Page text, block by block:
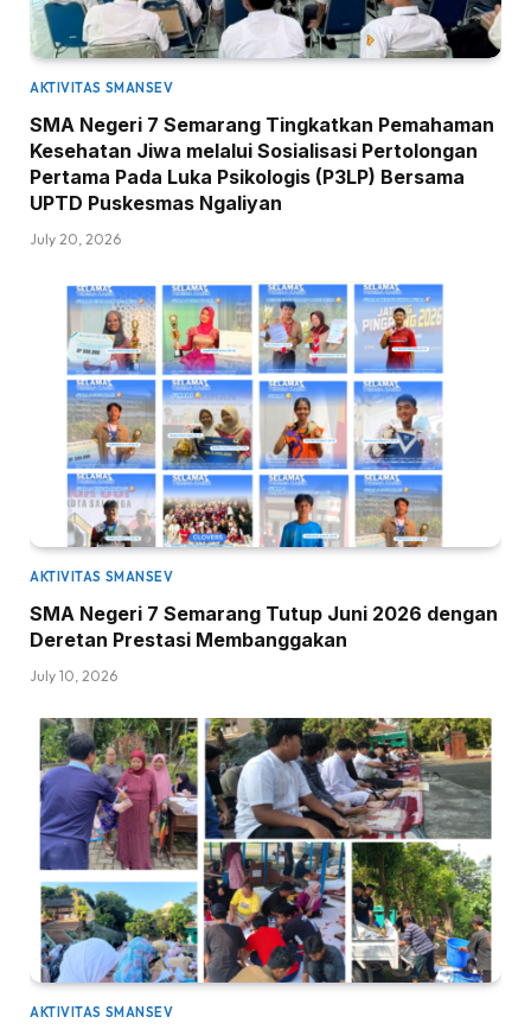
AKTIVITAS SMANSEV
SMA Negeri 7 Semarang Tingkatkan Pemahaman
Kesehatan Jiwa melalui Sosialisasi Pertolongan
Pertama Pada Luka Psikologis (P3LP) Bersama
UPTD Puskesmas Ngaliyan
July 20, 2026
AKTIVITAS SMANSEV
SMA Negeri 7 Semarang Tutup Juni 2026 dengan
Deretan Prestasi Membanggakan
July 10, 2026
AKTIVITAS SMANSEV